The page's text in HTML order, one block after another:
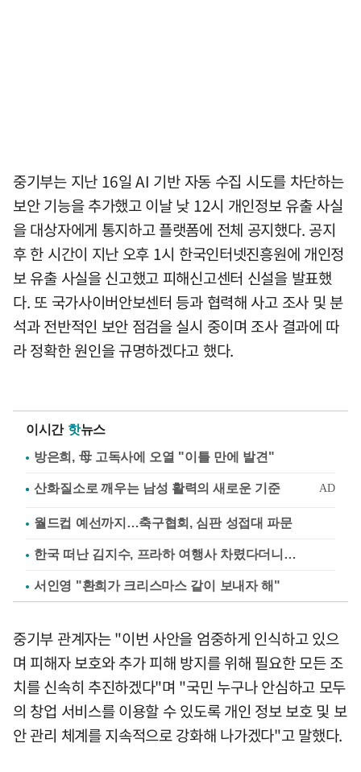
중기부는 지난 16일 AI 기반 자동 수집 시도를 차단하는
보안 기능을 추가했고 이날 낮 12시 개인정보 유출 사실
을 대상자에게 통지하고 플랫폼에 전체 공지했다. 공지
후 한 시간이 지난 오후 1시 한국인터넷진흥원에 개인정
보 유출 사실을 신고했고 피해신고센터 신설을 발표했
다. 또 국가사이버안보센터 등과 협력해 사고 조사 및 분
석과 전반적인 보안 점검을 실시 중이며 조사 결과에 따
라 정확한 원인을 규명하겠다고 했다.
이시간 핫뉴스
방은희, 母 고독사에 오열 "이틀 만에 발견"
월드컵 예선까지…축구협회, 심판 성접대 파문
한국 떠난 김지수, 프라하 여행사 차렸다더니…
서인영 "환희가 크리스마스 같이 보내자 해"
중기부 관계자는 "이번 사안을 엄중하게 인식하고 있으
며 피해자 보호와 추가 피해 방지를 위해 필요한 모든 조
치를 신속히 추진하겠다"며 "국민 누구나 안심하고 모두
의 창업 서비스를 이용할 수 있도록 개인 정보 보호 및 보
안 관리 체계를 지속적으로 강화해 나가겠다"고 말했다.